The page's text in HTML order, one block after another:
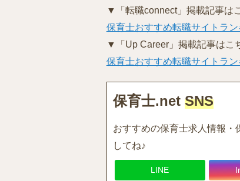
▼「転職connect」掲載記事は
保育士おすすめ転職サイトラ
▼「Up Career」掲載記事はこ
保育士おすすめ転職サイトラ
保育士.net SNS
おすすめの保育士求人情報・
してね♪
LINE